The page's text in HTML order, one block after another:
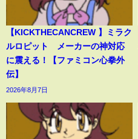
【KICKTHECANCREW 】ミラク
ルロピット メーカーの神対応
に震える！【ファミコン心拳外
伝】
2026年8月7日